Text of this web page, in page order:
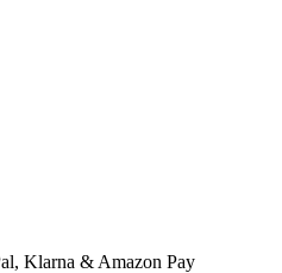
Klarna & Amazon Pay